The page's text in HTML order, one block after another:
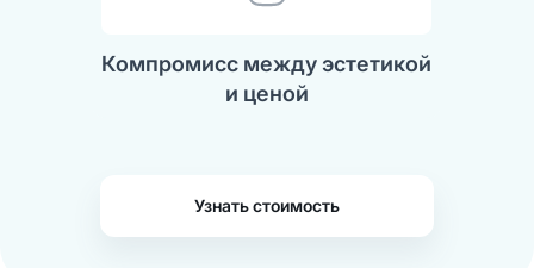
Компромисс между эстетикой
и ценой
Узнать стоимость